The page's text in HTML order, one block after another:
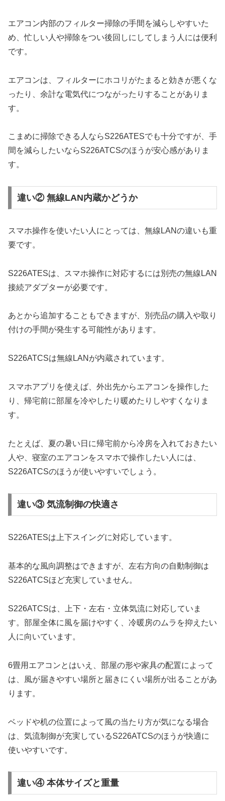
エアコン内部のフィルター掃除の手間を減らしやすいた
め、忙しい人や掃除をつい後回しにしてしまう人には便利
です。
エアコンは、フィルターにホコリがたまると効きが悪くな
ったり、余計な電気代につながったりすることがありま
す。
こまめに掃除できる人ならS226ATESでも十分ですが、手
間を減らしたいならS226ATCSのほうが安心感がありま
す。
違い② 無線LAN内蔵かどうか
スマホ操作を使いたい人にとっては、無線LANの違いも重
要です。
S226ATESは、スマホ操作に対応するには別売の無線LAN
接続アダプターが必要です。
あとから追加することもできますが、別売品の購入や取り
付けの手間が発生する可能性があります。
S226ATCSは無線LANが内蔵されています。
スマホアプリを使えば、外出先からエアコンを操作した
り、帰宅前に部屋を冷やしたり暖めたりしやすくなりま
す。
たとえば、夏の暑い日に帰宅前から冷房を入れておきたい
人や、寝室のエアコンをスマホで操作したい人には、
S226ATCSのほうが使いやすいでしょう。
違い③ 気流制御の快適さ
S226ATESは上下スイングに対応しています。
基本的な風向調整はできますが、左右方向の自動制御は
S226ATCSほど充実していません。
S226ATCSは、上下・左右・立体気流に対応していま
す。部屋全体に風を届けやすく、冷暖房のムラを抑えたい
人に向いています。
6畳用エアコンとはいえ、部屋の形や家具の配置によって
は、風が届きやすい場所と届きにくい場所が出ることがあ
ります。
ベッドや机の位置によって風の当たり方が気になる場合
は、気流制御が充実しているS226ATCSのほうが快適に
使いやすいです。
違い④ 本体サイズと重量